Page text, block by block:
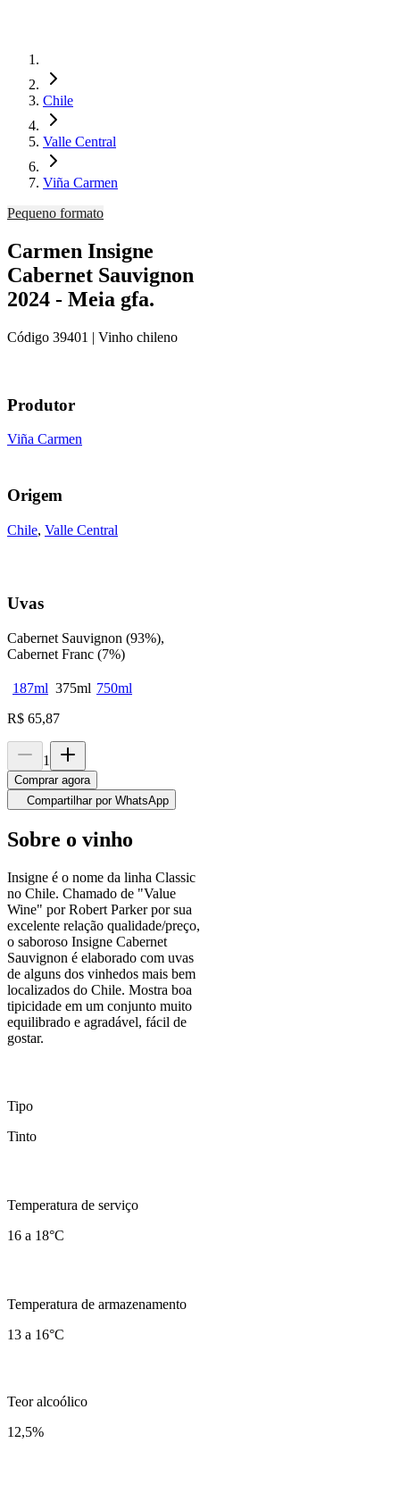
Chile
Valle Central
Viña Carmen
Pequeno formato
Carmen Insigne
Cabernet Sauvignon
2024 - Meia gfa.
Código 39401 | Vinho chileno
Produtor
Viña Carmen
Origem
Chile, Valle Central
Uvas
Cabernet Sauvignon (93%),
Cabernet Franc (7%)
187ml 375ml 750ml
R$ 65,87
1
Comprar agora
Compartilhar por WhatsApp
Sobre o vinho
Insigne é o nome da linha Classic
no Chile. Chamado de "Value
Wine" por Robert Parker por sua
excelente relação qualidade/preço,
o saboroso Insigne Cabernet
Sauvignon é elaborado com uvas
de alguns dos vinhedos mais bem
localizados do Chile. Mostra boa
tipicidade em um conjunto muito
equilibrado e agradável, fácil de
gostar.
Tipo
Tinto
Temperatura de serviço
16 a 18°C
Temperatura de armazenamento
13 a 16°C
Teor alcoólico
12,5%